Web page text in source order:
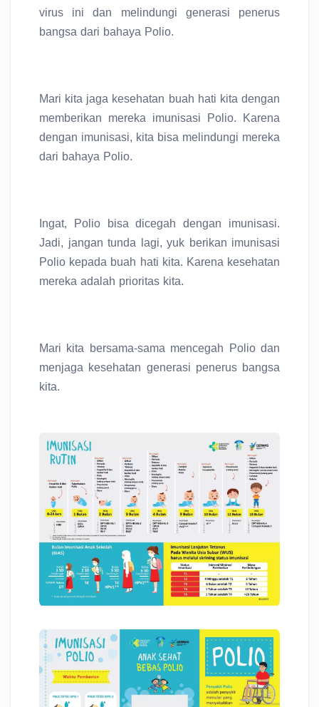
virus ini dan melindungi generasi penerus
bangsa dari bahaya Polio.
Mari kita jaga kesehatan buah hati kita dengan
memberikan mereka imunisasi Polio. Karena
dengan imunisasi, kita bisa melindungi mereka
dari bahaya Polio.
Ingat, Polio bisa dicegah dengan imunisasi.
Jadi, jangan tunda lagi, yuk berikan imunisasi
Polio kepada buah hati kita. Karena kesehatan
mereka adalah prioritas kita.
Mari kita bersama-sama mencegah Polio dan
menjaga kesehatan generasi penerus bangsa
kita.